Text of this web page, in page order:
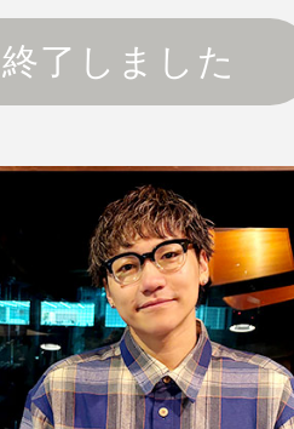
了しました